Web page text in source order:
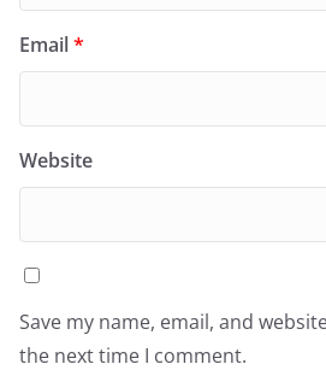
Email*
Website
Save my name, email, and
the next time I comment.